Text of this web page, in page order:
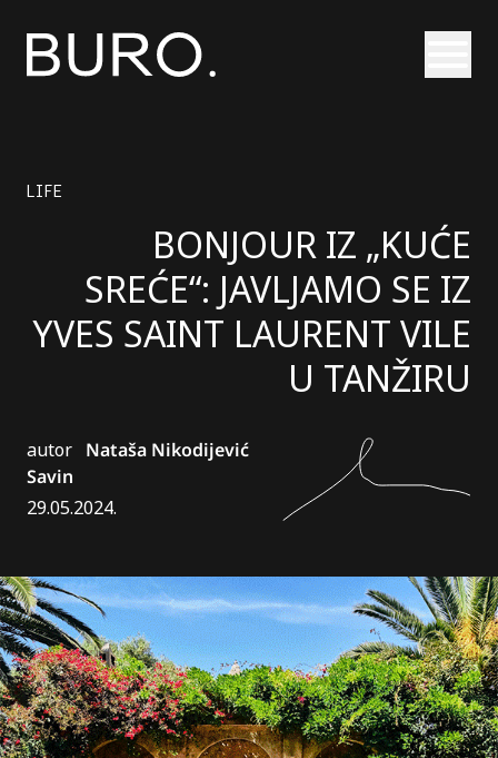
LIFE
BONJOUR IZ „KUĆE
SREĆE“: JAVLJAMO SE IZ
YVES SAINT LAURENT VILE
U TANŽIRU
autor Nataša Nikodijević
Savin
29.05.2024.